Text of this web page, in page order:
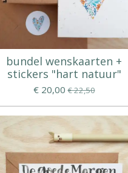
bundel wenskaarten +
stickers "hart natuur"
€ 20,00 € 22,50